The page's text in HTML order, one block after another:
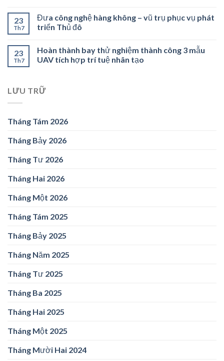
23
Th7
Đưa công nghệ hàng không – vũ trụ phục vụ phát
triển Thủ đô
23
Th7
Hoàn thành bay thử nghiệm thành công 3 mẫu
UAV tích hợp trí tuệ nhân tạo
LƯU TRỮ
Tháng Tám 2026
Tháng Bảy 2026
Tháng Tư 2026
Tháng Hai 2026
Tháng Một 2026
Tháng Tám 2025
Tháng Bảy 2025
Tháng Năm 2025
Tháng Tư 2025
Tháng Ba 2025
Tháng Hai 2025
Tháng Một 2025
Tháng Mười Hai 2024